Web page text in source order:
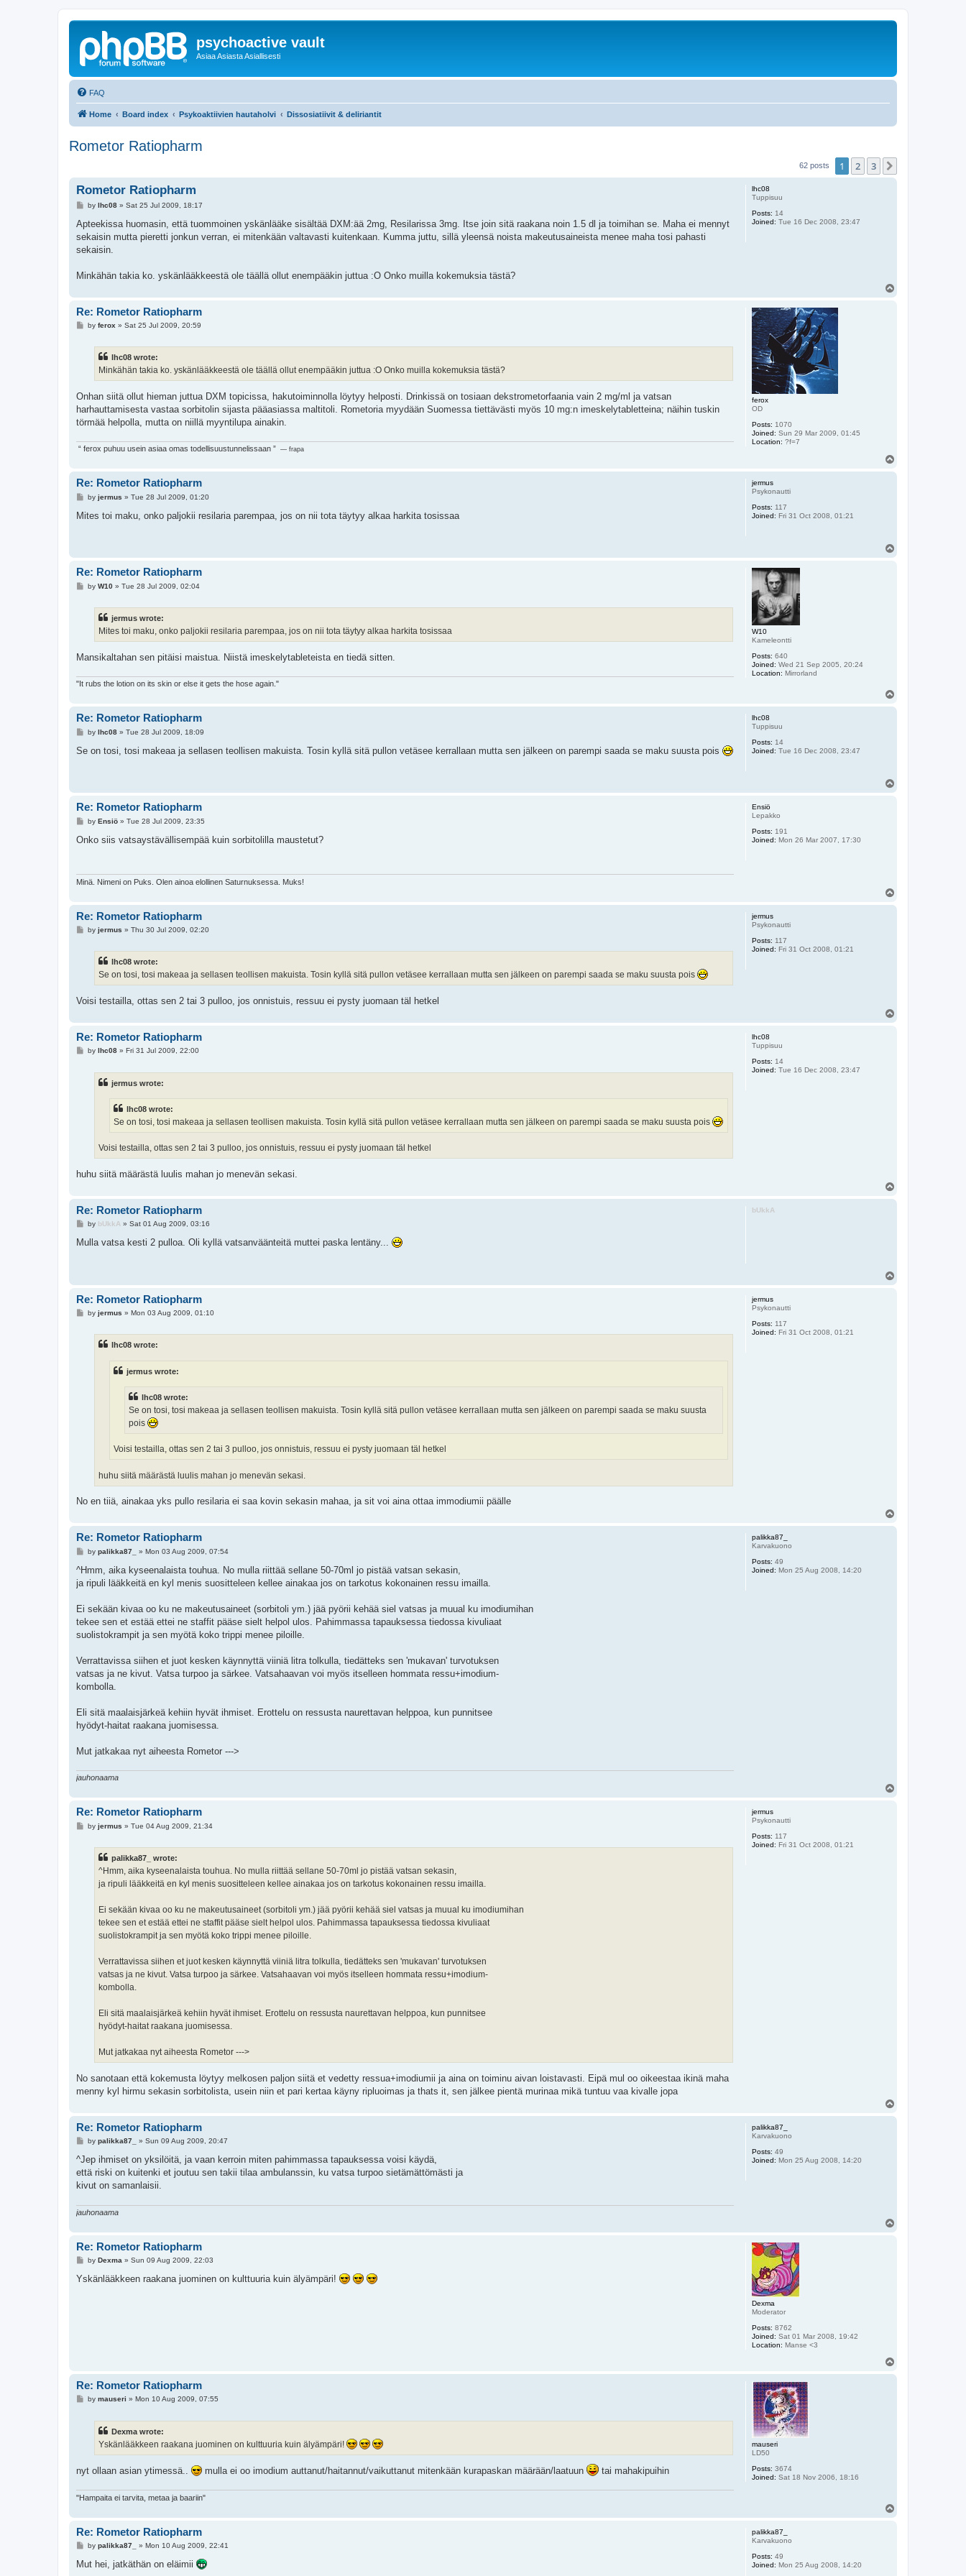
psychoactive vault
Asiaa Asiasta Asiallisesti
FAQ
Home Board index Psykoaktiivien hautaholvi Dissosiatiivit & deliriantit
Rometor Ratiopharm
62 posts 1 2 3
lhc08
Tuppisuu
Posts: 14
Joined: Tue 16 Dec 2008, 23:47
Rometor Ratiopharm
P
s
by lhc08» Sat 25 Jul 2009, 18:17
Apteekissa huomasin, että tuommoinen yskänlääke sisältää DXM:ää 2mg, Resilarissa 3mg. Itse join sitä raakana noin 1.5 dl ja toimihan se. Maha ei mennyt
sekaisin mutta pieretti jonkun verran, ei mitenkään valtavasti kuitenkaan. Kumma juttu, sillä yleensä noista makeutusaineista menee maha tosi pahasti
sekaisin.
Minkähän takia ko. yskänlääkkeestä ole täällä ollut enempääkin juttua :O Onko muilla kokemuksia tästä?
ferox
OD
Posts: 1070
Joined: Sun 29 Mar 2009, 01:45
Location: ?f=7
Re: Rometor Ratiopharm
Pby ferox » Sat 25 Jul 2009, 20:59
lhc08 wrote:
Minkähän takia ko. yskänlääkkeestä ole täällä ollut enempääkin juttua :O Onko muilla kokemuksia tästä?
Onhan siitä ollut hieman juttua DXM topicissa, hakutoiminnolla löytyy helposti. Drinkissä on tosiaan dekstrometorfaania vain 2 mg/ml ja vatsan
harhauttamisesta vastaa sorbitolin sijasta pääasiassa maltitoli. Rometoria myydään Suomessa tiettävästi myös 10 mg:n imeskelytabletteina; näihin tuskin
törmää helpolla, mutta on niillä myyntilupa ainakin.
“ ferox puhuu usein asiaa omas todellisuustunnelissaan ” — frapa
jermus
Psykonautti
Posts: 117
Joined: Fri 31 Oct 2008, 01:21
Re: Rometor Ratiopharm
P
s
by jermus » Tue 28 Jul 2009, 01:20
Mites toi maku, onko paljokii resilaria parempaa, jos on nii tota täytyy alkaa harkita tosissaa
W10
Kameleontti
Posts: 640
Joined: Wed 21 Sep 2005, 20:24
Location: Mirrorland
Re: Rometor Ratiopharm
Pby W10» Tue 28 Jul 2009, 02:04
jermus wrote:
Mites toi maku, onko paljokii resilaria parempaa, jos on nii tota täytyy alkaa harkita tosissaa
Mansikaltahan sen pitäisi maistua. Niistä imeskelytableteista en tiedä sitten.
"It rubs the lotion on its skin or else it gets the hose again."
lhc08
Tuppisuu
Posts: 14
Joined: Tue 16 Dec 2008, 23:47
Re: Rometor Ratiopharm
P
s
by lhc08» Tue 28 Jul 2009, 18:09
Se on tosi, tosi makeaa ja sellasen teollisen makuista. Tosin kyllä sitä pullon vetäsee kerrallaan mutta sen jälkeen on parempi saada se maku suusta pois
Ensiö
Lepakko
Posts: 191
Joined: Mon 26 Mar 2007, 17:30
Re: Rometor Ratiopharm
P
s
by Ensiö» Tue 28 Jul 2009, 23:35
Onko siis vatsaystävällisempää kuin sorbitolilla maustetut?
Minä. Nimeni on Puks. Olen ainoa elollinen Saturnuksessa. Muks!
jermus
Psykonautti
Posts: 117
Joined: Fri 31 Oct 2008, 01:21
Re: Rometor Ratiopharm
Pby jermus » Thu 30 Jul 2009, 02:20
lhc08 wrote:
Se on tosi, tosi makeaa ja sellasen teollisen makuista. Tosin kyllä sitä pullon vetäsee kerrallaan mutta sen jälkeen on parempi saada se maku suusta pois
Voisi testailla, ottas sen 2 tai 3 pulloo, jos onnistuis, ressuu ei pysty juomaan täl hetkel
lhc08
Tuppisuu
Posts: 14
Joined: Tue 16 Dec 2008, 23:47
Re: Rometor Ratiopharm
Pby lhc08» Fri 31 Jul 2009, 22:00
jermus wrote:
lhc08 wrote:
Se on tosi, tosi makeaa ja sellasen teollisen makuista. Tosin kyllä sitä pullon vetäsee kerrallaan mutta sen jälkeen on parempi saada se maku suusta pois
Voisi testailla, ottas sen 2 tai 3 pulloo, jos onnistuis, ressuu ei pysty juomaan täl hetkel
huhu siitä määrästä luulis mahan jo menevän sekasi.
bUkkA
Re: Rometor Ratiopharm
P
s
by bUkkA » Sat 01 Aug 2009, 03:16
Mulla vatsa kesti 2 pulloa. Oli kyllä vatsanväänteitä muttei paska lentäny...
jermus
Psykonautti
Posts: 117
Joined: Fri 31 Oct 2008, 01:21
Re: Rometor Ratiopharm
Pby jermus » Mon 03 Aug 2009, 01:10
lhc08 wrote:
jermus wrote:
lhc08 wrote:
Se on tosi, tosi makeaa ja sellasen teollisen makuista. Tosin kyllä sitä pullon vetäsee kerrallaan mutta sen jälkeen on parempi saada se maku suusta
pois
Voisi testailla, ottas sen 2 tai 3 pulloo, jos onnistuis, ressuu ei pysty juomaan täl hetkel
huhu siitä määrästä luulis mahan jo menevän sekasi.
No en tiiä, ainakaa yks pullo resilaria ei saa kovin sekasin mahaa, ja sit voi aina ottaa immodiumii päälle
palikka87_
Karvakuono
Posts: 49
Joined: Mon 25 Aug 2008, 14:20
Re: Rometor Ratiopharm
P
s
by palikka87_ » Mon 03 Aug 2009, 07:54
^Hmm, aika kyseenalaista touhua. No mulla riittää sellane 50-70ml jo pistää vatsan sekasin,
ja ripuli lääkkeitä en kyl menis suositteleen kellee ainakaa jos on tarkotus kokonainen ressu imailla.
Ei sekään kivaa oo ku ne makeutusaineet (sorbitoli ym.) jää pyörii kehää siel vatsas ja muual ku imodiumihan
tekee sen et estää ettei ne staffit pääse sielt helpol ulos. Pahimmassa tapauksessa tiedossa kivuliaat
suolistokrampit ja sen myötä koko trippi menee piloille.
Verrattavissa siihen et juot kesken käynnyttä viiniä litra tolkulla, tiedätteks sen 'mukavan' turvotuksen
vatsas ja ne kivut. Vatsa turpoo ja särkee. Vatsahaavan voi myös itselleen hommata ressu+imodium-
kombolla.
Eli sitä maalaisjärkeä kehiin hyvät ihmiset. Erottelu on ressusta naurettavan helppoa, kun punnitsee
hyödyt-haitat raakana juomisessa.
Mut jatkakaa nyt aiheesta Rometor --->
jauhonaama
jermus
Psykonautti
Posts: 117
Joined: Fri 31 Oct 2008, 01:21
Re: Rometor Ratiopharm
Pby jermus » Tue 04 Aug 2009, 21:34
palikka87_ wrote:
^Hmm, aika kyseenalaista touhua. No mulla riittää sellane 50-70ml jo pistää vatsan sekasin,
ja ripuli lääkkeitä en kyl menis suositteleen kellee ainakaa jos on tarkotus kokonainen ressu imailla.
Ei sekään kivaa oo ku ne makeutusaineet (sorbitoli ym.) jää pyörii kehää siel vatsas ja muual ku imodiumihan
tekee sen et estää ettei ne staffit pääse sielt helpol ulos. Pahimmassa tapauksessa tiedossa kivuliaat
suolistokrampit ja sen myötä koko trippi menee piloille.
Verrattavissa siihen et juot kesken käynnyttä viiniä litra tolkulla, tiedätteks sen 'mukavan' turvotuksen
vatsas ja ne kivut. Vatsa turpoo ja särkee. Vatsahaavan voi myös itselleen hommata ressu+imodium-
kombolla.
Eli sitä maalaisjärkeä kehiin hyvät ihmiset. Erottelu on ressusta naurettavan helppoa, kun punnitsee
hyödyt-haitat raakana juomisessa.
Mut jatkakaa nyt aiheesta Rometor --->
No sanotaan että kokemusta löytyy melkosen paljon siitä et vedetty ressua+imodiumii ja aina on toiminu aivan loistavasti. Eipä mul oo oikeestaa ikinä maha
menny kyl hirmu sekasin sorbitolista, usein niin et pari kertaa käyny ripluoimas ja thats it, sen jälkee pientä murinaa mikä tuntuu vaa kivalle jopa
palikka87_
Karvakuono
Posts: 49
Joined: Mon 25 Aug 2008, 14:20
Re: Rometor Ratiopharm
P
s
by palikka87_ » Sun 09 Aug 2009, 20:47
^Jep ihmiset on yksilöitä, ja vaan kerroin miten pahimmassa tapauksessa voisi käydä,
että riski on kuitenki et joutuu sen takii tilaa ambulanssin, ku vatsa turpoo sietämättömästi ja
kivut on samanlaisii.
jauhonaama
Dexma
Moderator
Posts: 8762
Joined: Sat 01 Mar 2008, 19:42
Location: Manse <3
Re: Rometor Ratiopharm
P
s
by Dexma» Sun 09 Aug 2009, 22:03
Yskänlääkkeen raakana juominen on kulttuuria kuin älyämpäri!
mauseri
LD50
Posts: 3674
Joined: Sat 18 Nov 2006, 18:16
Re: Rometor Ratiopharm
Pby mauseri » Mon 10 Aug 2009, 07:55
Dexma wrote:
Yskänlääkkeen raakana juominen on kulttuuria kuin älyämpäri!
nyt ollaan asian ytimessä.. mulla ei oo imodium auttanut/haitannut/vaikuttanut mitenkään kurapaskan määrään/laatuun tai mahakipuihin
"Hampaita ei tarvita, metaa ja baariin"
palikka87_
Karvakuono
Posts: 49
Joined: Mon 25 Aug 2008, 14:20
Re: Rometor Ratiopharm
P
s
by palikka87_ » Mon 10 Aug 2009, 22:41
Mut hei, jatkäthän on eläimii